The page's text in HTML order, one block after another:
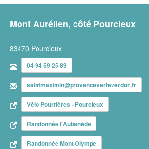
Mont Aurélien, côté Pourcieux
83470 Pourcieux
04 94 59 25 89
saintmaximin@provenceverteverdon.fr
Vélo Pourrières - Pourcieux
Randonnée l'Aubanède
Randonnée Mont Olympe